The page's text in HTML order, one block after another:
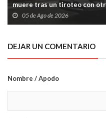
muere tras un tiroteo con
05 de Ago de 2026
DEJAR UN COMENTARIO
Nombre / Apodo